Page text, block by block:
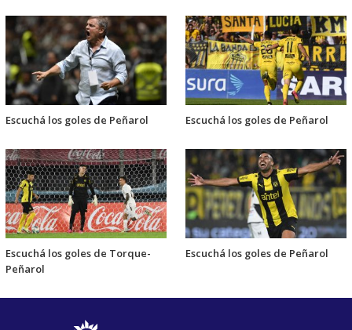
Escuchá los goles de Peñarol Escuchá los goles de Peñarol
Escuchá los goles de Torque-
Peñarol
Escuchá los goles de Peñarol